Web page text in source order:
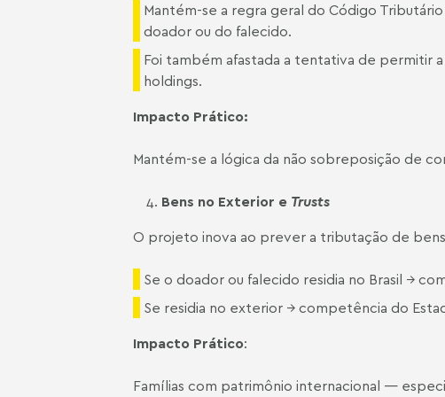
Mantém-se a regra geral do Código
doador ou do falecido.
Foi também afastada a tentativa de permitir
holdings.
Impacto Prático:
Mantém-se a lógica da não sobreposição de
Bens no Exterior e Trusts
O projeto inova ao prever a tributação de
Se o doador ou falecido residia no Brasil →
Se residia no exterior → competência do
Impacto Prático:
Famílias com patrimônio internacional —